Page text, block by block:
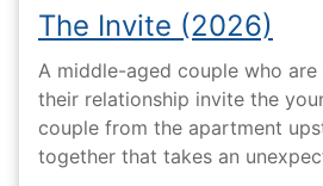
The Invite (2026)
A middle-aged couple who
their relationship invite the
couple from the apartment
together that takes an